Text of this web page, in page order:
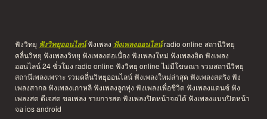
ฟังวิทยุ ฟังวิทยุออนไลน์ฟังเพลง ฟังเพลงออนไลน์radio online สถานีวิทยุ
คลื่นวิทยุ ฟังเพลงวิทยุ ฟังเพลงต่อเนื่อง ฟังเพลงใหม่ ฟังเพลงฮิต ฟังเพลง
ออนไลน์ 24 ชั่วโมง radio online ฟังวิทยุ online ไม่มีโฆษณา รวมสถานีวิทยุ
สถานีเพลงเพราะ รวมคลื่นวิทยุออนไลน์ ฟังเพลงใหม่ล่าสุด ฟังเพลงสตริง ฟัง
เพลงสากล ฟังเพลงเกาหลี ฟังเพลงลูกทุ่ง ฟังเพลงเพื่อชีวิต ฟังเพลงแดนซ์ ฟัง
เพลงสด ดีเจสด ขอเพลง รายการสด ฟังเพลงปิดหน้าจอได้ ฟังเพลงแบบปิดหน้า
จอ ios android